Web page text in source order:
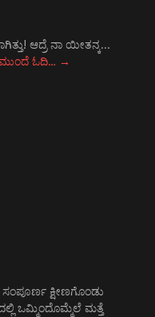
ಆದ್ರೆ ನಾ ಯೀತನ್ಕ...
ಓದಿ… →
ಕ್ಷೀಣಗೊಂಡು
ಒಮ್ಮಿಂದೊಮ್ಮೆಲೆ ಮತ್ತೆ